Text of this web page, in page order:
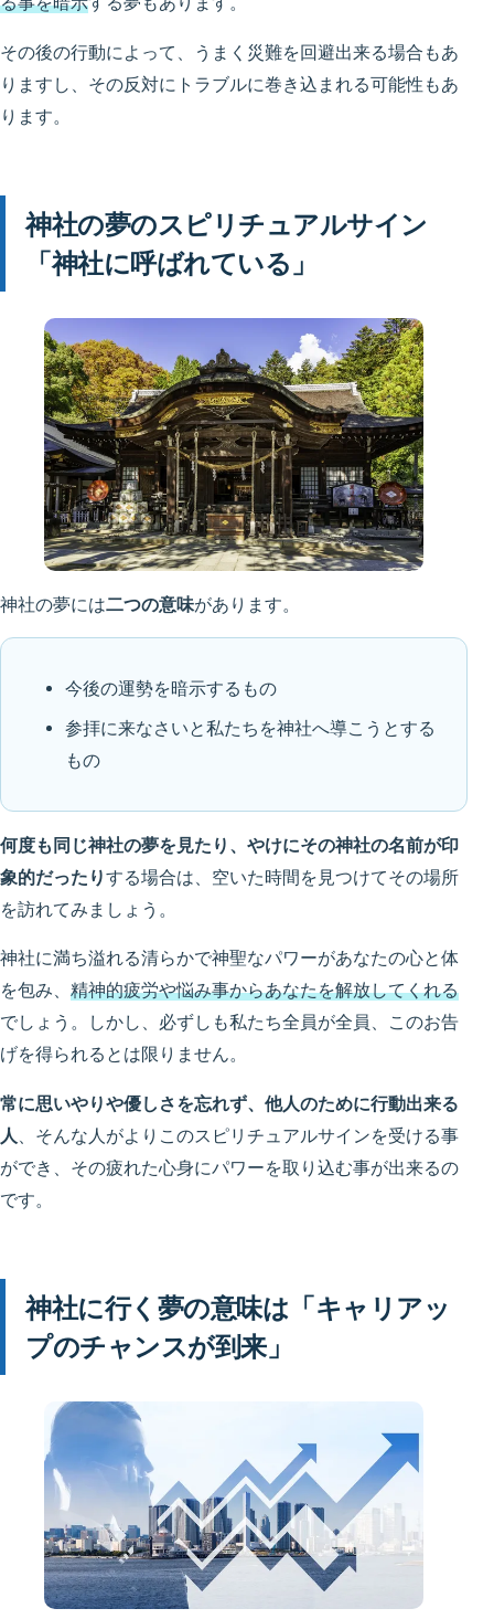
その後の行動によって、うまく災難を回避出来る場合もあ
りますし、その反対にトラブルに巻き込まれる可能性もあ
ります。
神社の夢のスピリチュアルサイン
「神社に呼ばれている」
神社の夢には二つの意味があります。
今後の運勢を暗示するもの
参拝に来なさいと私たちを神社へ導こうとする
もの
何度も同じ神社の夢を見たり、やけにその神社の名前が印
象的だったりする場合は、空いた時間を見つけてその場所
を訪れてみましょう。
神社に満ち溢れる清らかで神聖なパワーがあなたの心と体
を包み、 精神的疲労や悩み事からあなたを解放してくれる
でしょう。しかし、必ずしも私たち全員が全員、このお告
げを得られるとは限りません。
常に思いやりや優しさを忘れず、他人のために行動出来る
人
、そんな人がよりこのスピリチュアルサインを受ける事
ができ、その疲れた心身にパワーを取り込む事が出来るの
です。
神社に行く夢の意味は「キャリアッ
プのチャンスが到来」